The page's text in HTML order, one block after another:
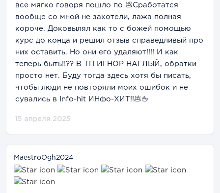
все мягко говоря пошло по 💩Сработатся
вообще со мной не захотели, лажа полная
короче. Доковылял как то с божей помощью
курс до конца и решил отзыв справедливый про
них оставить. Но они его удаляют!!!! И как
теперь быть!!?? В ТП ИГНОР НАГЛЫЙ, обратки
просто нет. Буду тогда здесь хотя бы писать,
чтобы люди не повторяли моих ошибок и не
сувались в Info-hit ИНфо-ХИТ!!💩🖕
15 апреля 2025
MaestroOgh2024